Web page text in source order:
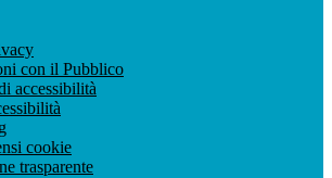
con il Pubblico
accessibilità
cookie
trasparente